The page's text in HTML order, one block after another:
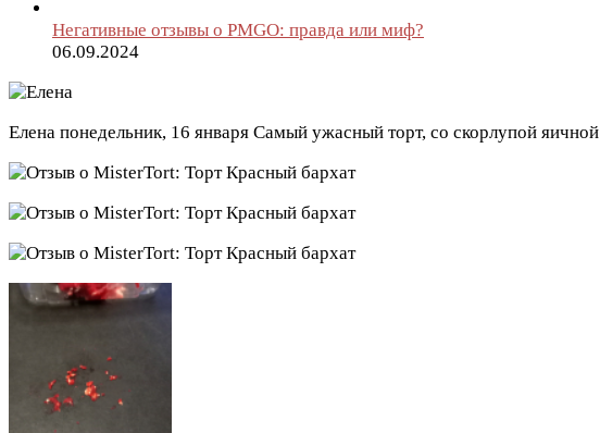
Негативные отзывы о PMGO: правда или миф?
06.09.2024
Елена понедельник, 16 января Самый ужасный торт, со скорлупой яичной